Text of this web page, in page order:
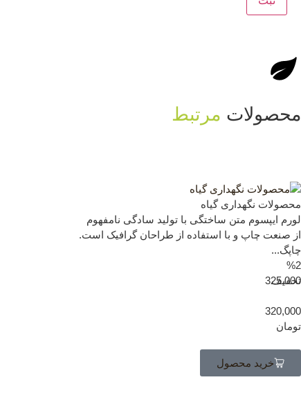
محصولات مرتبط
محصولات نگهداری گیاه
لورم ایپسوم متن ساختگی با تولید سادگی نامفهوم
از صنعت چاپ و با استفاده از طراحان گرافیک است.
چاپگ...
%2
تخفیف
325,000
320,000
تومان
خرید محصول